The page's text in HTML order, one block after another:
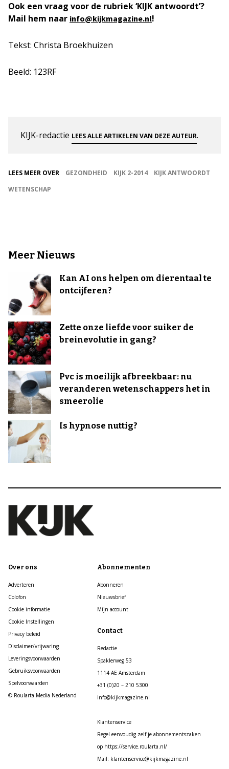
Ook een vraag voor de rubriek ‘KIJK antwoordt’?
Mail hem naar info@kijkmagazine.nl!
Tekst: Christa Broekhuizen
Beeld: 123RF
KIJK-redactie LEES ALLE ARTIKELEN VAN DEZE AUTEUR.
LEES MEER OVER GEZONDHEID KIJK 2-2014
KIJK ANTWOORDT
WETENSCHAP
Meer Nieuws
Kan AI ons helpen om dierentaal te
ontcijferen?
Zette onze liefde voor suiker de
breinevolutie in gang?
Pvc is moeilijk afbreekbaar: nu
veranderen wetenschappers het in
smeerolie
Is hypnose nuttig?
Over ons
Adverteren
Colofon
Cookie informatie
Cookie Instellingen
Privacy beleid
Disclaimer/vrijwaring
Leveringsvoorwaarden
Gebruiksvoorwaarden
Spelvoorwaarden
© Roularta Media Nederland
Abonnementen
Abonneren
Nieuwsbrief
Mijn account
Contact
Redactie
Spaklerweg 53
1114 AE Amsterdam
+31 (0)20 – 210 5300
info@kijkmagazine.nl
Klantenservice
Regel eenvoudig zelf je abonnementszaken
op https://service.roularta.nl/
Mail: klantenservice@kijkmagazine.nl